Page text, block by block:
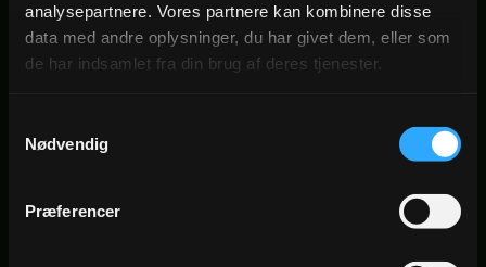
analysepartnere. Vores partnere kan kombinere disse
data med andre oplysninger, du har givet dem, eller som
de har indsamlet fra din brug af deres tjenester.
Nødvendig
Præferencer
— Tina J.
god frokostmenu og en
“Gourmetoplevelse i smukke
Chefens tanker mærkes i hver